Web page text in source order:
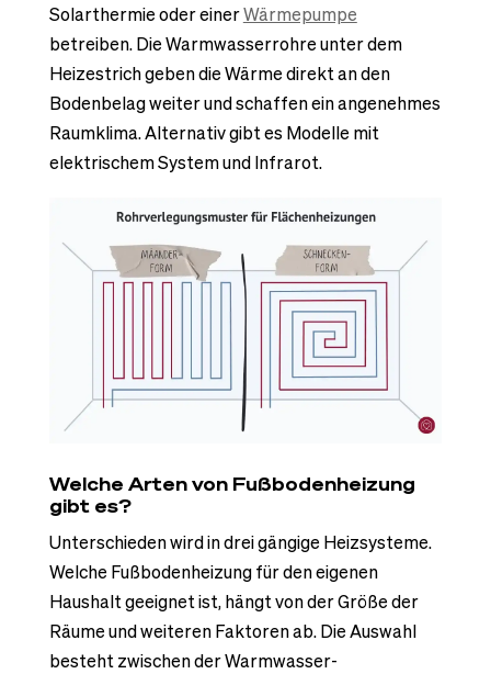
Solarthermie oder einerWärmepumpe
betreiben. Die Warmwasserrohre unter dem
Heizestrich geben die Wärme direkt an den
Bodenbelag weiter und schaffen ein angenehmes
Raumklima. Alternativ gibt es Modelle mit
elektrischem System und Infrarot.
Welche Arten von Fußbodenheizung
gibt es?
Unterschieden wird in drei gängige Heizsysteme.
Welche Fußbodenheizung für den eigenen
Haushalt geeignet ist, hängt von der Größe der
Räume und weiteren Faktoren ab. Die Auswahl
besteht zwischen der Warmwasser-